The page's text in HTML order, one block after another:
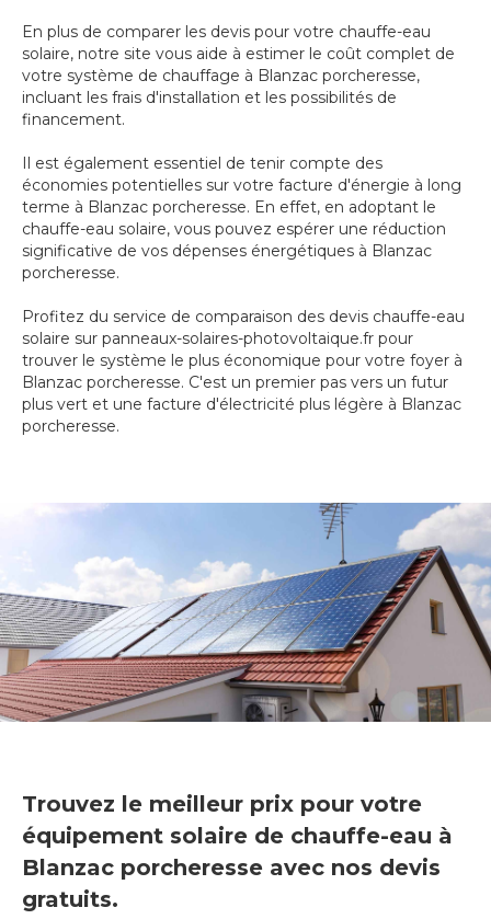
En plus de comparer les devis pour votre chauffe-eau
solaire, notre site vous aide à estimer le coût complet de
votre système de chauffage à Blanzac porcheresse,
incluant les frais d'installation et les possibilités de
financement.
Il est également essentiel de tenir compte des
économies potentielles sur votre facture d'énergie à long
terme à Blanzac porcheresse. En effet, en adoptant le
chauffe-eau solaire, vous pouvez espérer une réduction
significative de vos dépenses énergétiques à Blanzac
porcheresse.
Profitez du service de comparaison des devis chauffe-eau
solaire sur panneaux-solaires-photovoltaique.fr pour
trouver le système le plus économique pour votre foyer à
Blanzac porcheresse. C'est un premier pas vers un futur
plus vert et une facture d'électricité plus légère à Blanzac
porcheresse.
Trouvez le meilleur prix pour votre
équipement solaire de chauffe-eau à
Blanzac porcheresse avec nos devis
gratuits.